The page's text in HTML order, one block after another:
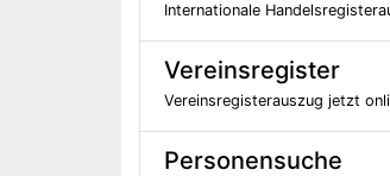
Internationale
Vereinsregister
Vereinsregisterauszug jetzt
Personensuche